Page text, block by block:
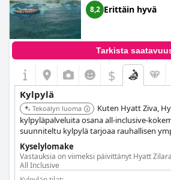
8,2 Erittäin hyvä
Tarkista
$
Kylpylä
Tekoälyn luoma
Kuten Hyatt Ziva,
kylpyläpalveluita osana all-inclusive-
suunniteltu kylpylä tarjoaa rauhallisen
rentoutumiseen ja hemmotteluun. Vaikka
ole annettu, tyypillisiä kylpyläpalveluita
kasvohoidot ja vartalohoidot.
Kyselylomake
Vastauksia on viimeksi päivittänyt Hyatt
All Inclusive